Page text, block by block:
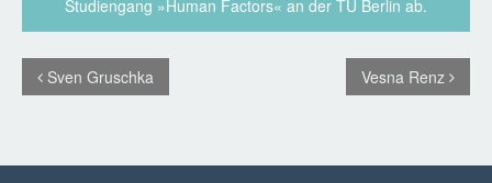
Studiengang »Human Factors« an der TU Berlin ab.
Sven Gruschka Vesna Renz